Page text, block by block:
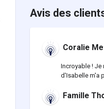
Avis des
Coralie
Incroyable !
d'Isabelle m'a
Famille